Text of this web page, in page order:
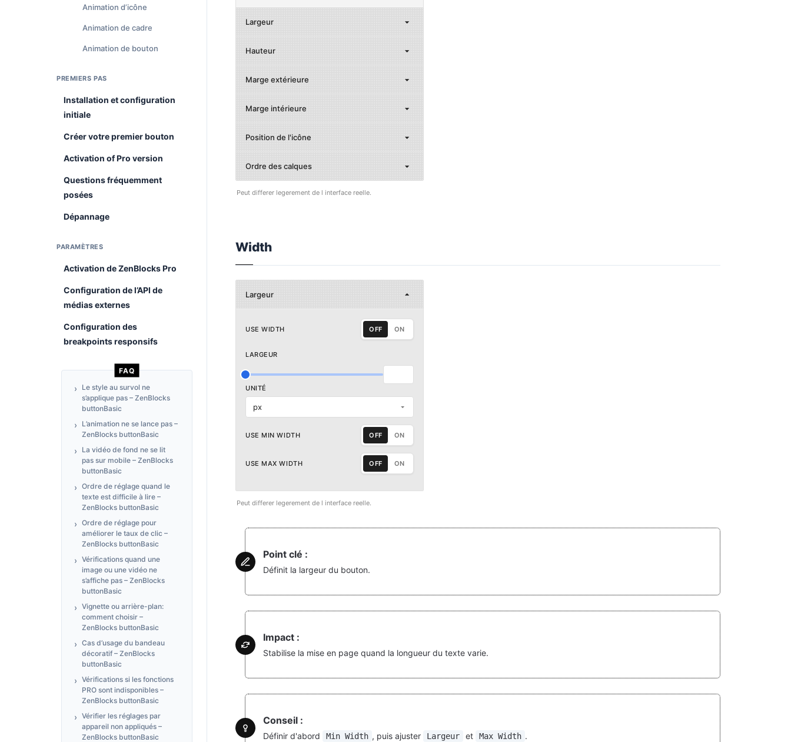
Animation d’icône
Animation de cadre
Animation de bouton
PREMIERS PAS
Installation et configuration
initiale
Créer votre premier bouton
Activation of Pro version
Questions fréquemment
posées
Dépannage
PARAMÈTRES
Activation de ZenBlocks Pro
Configuration de l’API de
médias externes
Configuration des
breakpoints responsifs
FAQ
Le style au survol ne
s’applique pas – ZenBlocks
buttonBasic
L’animation ne se lance pas –
ZenBlocks buttonBasic
La vidéo de fond ne se lit
pas sur mobile – ZenBlocks
buttonBasic
Ordre de réglage quand le
texte est difficile à lire –
ZenBlocks buttonBasic
Ordre de réglage pour
améliorer le taux de clic –
ZenBlocks buttonBasic
Vérifications quand une
image ou une vidéo ne
s’affiche pas – ZenBlocks
buttonBasic
Vignette ou arrière-plan:
comment choisir –
ZenBlocks buttonBasic
Cas d’usage du bandeau
décoratif – ZenBlocks
buttonBasic
Vérifications si les fonctions
PRO sont indisponibles –
ZenBlocks buttonBasic
Vérifier les réglages par
appareil non appliqués –
ZenBlocks buttonBasic
Largeur
Hauteur
Marge extérieure
Marge intérieure
Position de l'icône
Ordre des calques
Peut differer legerement de l interface reelle.
Width
Largeur
USE WIDTH OFF ON
LARGEUR
UNITÉ
px
USE MIN WIDTH OFF ON
USE MAX WIDTH OFF ON
Peut differer legerement de l interface reelle.
Point clé :
Définit la largeur du bouton.
Impact :
Stabilise la mise en page quand la longueur du texte varie.
Conseil :
Définir d'abord Min Width , puis ajuster Largeur et Max Width .